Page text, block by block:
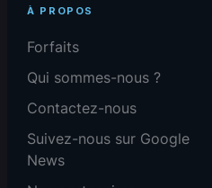
À PROPOS
Forfaits
Qui sommes-nous ?
Contactez-nous
Suivez-nous sur Google
News